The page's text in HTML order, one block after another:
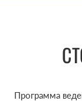
Программа